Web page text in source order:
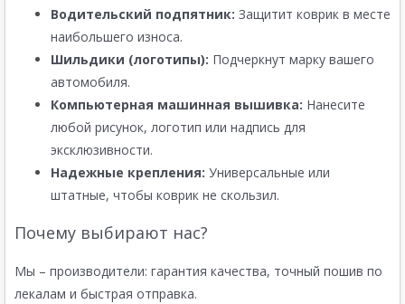
Водительский подпятник: Защитит коврик в месте
наибольшего износа.
Шильдики (логотипы): Подчеркнут марку вашего
автомобиля.
Компьютерная машинная вышивка: Нанесите
любой рисунок, логотип или надпись для
эксклюзивности.
Надежные крепления: Универсальные или
штатные, чтобы коврик не скользил.
Почему выбирают нас?
Мы – производители: гарантия качества, точный пошив по
лекалам и быстрая отправка.